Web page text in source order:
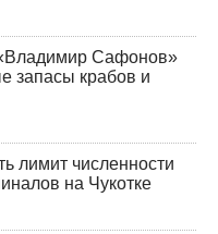
Сафонов»
запасы крабов и
лимит численности
на Чукотке